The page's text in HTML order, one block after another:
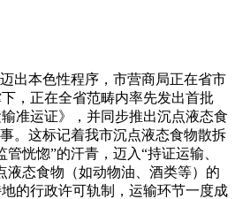
本色性程序，市营商局正在省市
，正在全省范畴内率先发出首批
准运证》，并同步推出沉点液态食
。这标记着我市沉点液态食物散拆
恍惚”的汗青，迈入“持证运输、
液态食物（如动物油、酒类等）的
的行政许可轨制，运输环节一度成